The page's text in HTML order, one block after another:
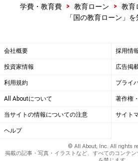
られる。
15年以内
（交通遺児家庭、母子家庭、父
得）200万円（122万円）以内ま
世帯かつ世帯年収500万円（所得
以内）
＊世帯で扶養している子の数。年
ません。
学費・教育費
> 教育ローン > 教育
「国の教育ローン」を
会社概要 採用情
投資家情報 広告掲
利用規約 プライ
All Aboutについて 著作権
当サイトの情報についての注意 サイト
ヘルプ
© All About, Inc. All rights
掲載の記事・写真・イラストなど、すべてのコンテ